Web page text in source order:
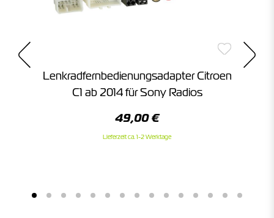
Lenkradfernbedienungsadapter Citroen
C1 ab 2014 für Sony Radios
49,00 €
Lieferzeit ca. 1-2 Werktage